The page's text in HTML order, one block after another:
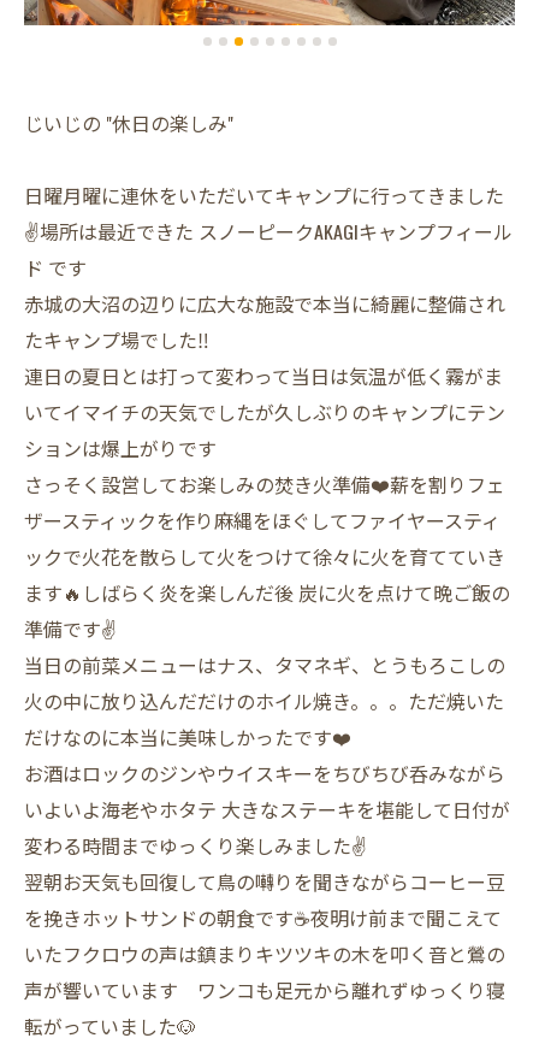
じいじの "休日の楽しみ"
日曜月曜に連休をいただいてキャンプに行ってきました
✌️場所は最近できた スノーピークAKAGIキャンプフィール
ド です
赤城の大沼の辺りに広大な施設で本当に綺麗に整備され
たキャンプ場でした‼️
連日の夏日とは打って変わって当日は気温が低く霧がま
いてイマイチの天気でしたが久しぶりのキャンプにテン
ションは爆上がりです
さっそく設営してお楽しみの焚き火準備❤️薪を割りフェ
ザースティックを作り麻縄をほぐしてファイヤースティ
ックで火花を散らして火をつけて徐々に火を育てていき
ます🔥しばらく炎を楽しんだ後 炭に火を点けて晩ご飯の
準備です✌️
当日の前菜メニューはナス、タマネギ、とうもろこしの
火の中に放り込んだだけのホイル焼き。。。ただ焼いた
だけなのに本当に美味しかったです❤️
お酒はロックのジンやウイスキーをちびちび呑みながら
いよいよ海老やホタテ 大きなステーキを堪能して日付が
変わる時間までゆっくり楽しみました✌️
翌朝お天気も回復して鳥の囀りを聞きながらコーヒー豆
を挽きホットサンドの朝食です☕️夜明け前まで聞こえて
いたフクロウの声は鎮まりキツツキの木を叩く音と鶯の
声が響いています ワンコも足元から離れずゆっくり寝
転がっていました🐶